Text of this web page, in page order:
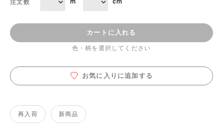
注文数 m cm
カートに入れる
色・柄を選択してください
お気に入りに追加する
再入荷 新商品